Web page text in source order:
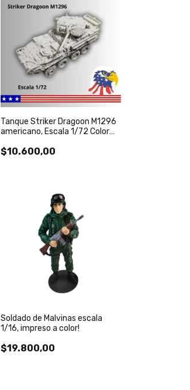
Tanque Striker Dragoon M1296
americano, Escala 1/72 Color
$10.600,00
Soldado de Malvinas escala
1/16, impreso a color!
$19.800,00